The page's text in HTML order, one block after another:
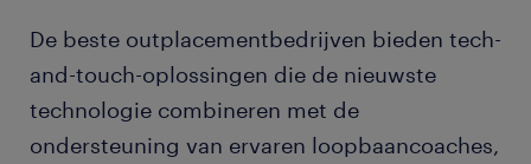
De beste outplacementbedrijven bieden tech-
and-touch-oplossingen die de nieuwste
technologie combineren met de
ondersteuning van ervaren loopbaancoaches,